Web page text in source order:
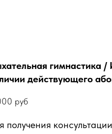
гимнастика
действующего
руб
получения